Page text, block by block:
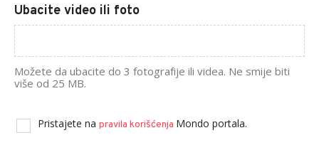
Ubacite video ili foto
Možete da ubacite do 3 fotografije ili videa. Ne smije biti
više od 25 MB.
Pristajete na pravila korišćenja Mondo portala.